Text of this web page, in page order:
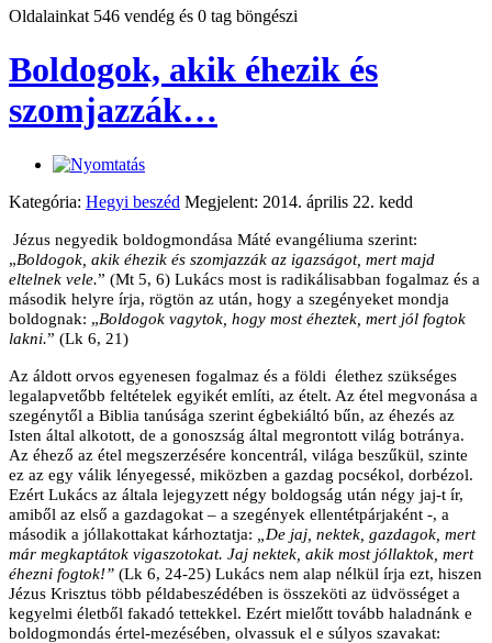
Oldalainkat 546 vendég és 0 tag böngészi
Boldogok, akik éhezik és
szomjazzák…
Kategória: Hegyi beszéd Megjelent: 2014. április 22. kedd
Jézus negyedik boldogmondása Máté evangéliuma szerint:
„Boldogok, akik éhezik és szomjazzák az igazságot, mert majd
eltelnek vele.” (Mt 5, 6) Lukács most is radikálisabban fogalmaz és a
második helyre írja, rögtön az után, hogy a szegényeket mondja
boldognak: „Boldogok vagytok, hogy most éheztek, mert jól fogtok
lakni.” (Lk 6, 21)
Az áldott orvos egyenesen fogalmaz és a földi élethez szükséges
legalapvetőbb feltételek egyikét említi, az ételt. Az étel megvonása a
szegénytől a Biblia tanúsága szerint égbekiáltó bűn, az éhezés az
Isten által alkotott, de a gonoszság által megrontott világ botránya.
Az éhező az étel megszerzésére koncentrál, világa beszűkül, szinte
ez az egy válik lényegessé, miközben a gazdag pocsékol, dorbézol.
Ezért Lukács az általa lejegyzett négy boldogság után négy jaj-t ír,
amiből az első a gazdagokat – a szegények ellentétpárjaként -, a
második a jóllakottakat kárhoztatja:
„De jaj, nektek, gazdagok, mert
már megkaptátok vigaszotokat. Jaj nektek, akik most jóllaktok, mert
éhezni fogtok!” (Lk 6, 24-25) Lukács nem alap nélkül írja ezt, hiszen
Jézus Krisztus több példabeszédében is összeköti az üdvösséget a
kegyelmi életből fakadó tettekkel. Ezért mielőtt tovább haladnánk e
boldogmondás értel-mezésében, olvassuk el e súlyos szavakat: